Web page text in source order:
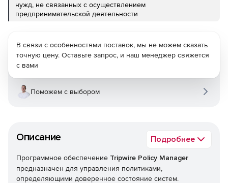
нужд, не связанных с осуществлением
предпринимательской деятельности
Описание Подробнее
Программное обеспечение Tripwire Policy Manager
предназначен для управления политиками,
определяющими доверенное состояние систем.
В связи с особенностями поставок, мы не можем сказать
точную цену. Оставьте запрос, и наш менеджер свяжется
с вами
Поможем с выбором